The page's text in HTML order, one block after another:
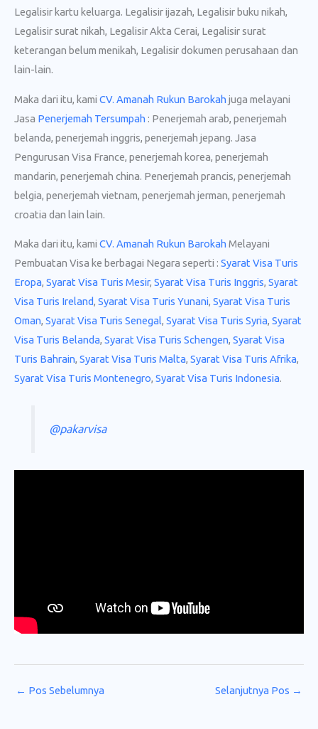
Legalisir kartu keluarga. Legalisir ijazah, Legalisir buku nikah,
Legalisir surat nikah, Legalisir Akta Cerai, Legalisir surat
keterangan belum menikah, Legalisir dokumen perusahaan dan
lain-lain.
Maka dari itu, kami CV. Amanah Rukun Barokah juga melayani
Jasa Penerjemah Tersumpah : Penerjemah arab, penerjemah
belanda, penerjemah inggris, penerjemah jepang. Jasa
Pengurusan Visa France, penerjemah korea, penerjemah
mandarin, penerjemah china. Penerjemah prancis, penerjemah
belgia, penerjemah vietnam, penerjemah jerman, penerjemah
croatia dan lain lain.
Maka dari itu, kami CV. Amanah Rukun Barokah Melayani
Pembuatan Visa ke berbagai Negara seperti : Syarat Visa Turis
Eropa, Syarat Visa Turis Mesir, Syarat Visa Turis Inggris, Syarat
Visa Turis Ireland, Syarat Visa Turis Yunani, Syarat Visa Turis
Oman, Syarat Visa Turis Senegal, Syarat Visa Turis Syria, Syarat
Visa Turis Belanda, Syarat Visa Turis Schengen, Syarat Visa
Turis Bahrain, Syarat Visa Turis Malta, Syarat Visa Turis Afrika,
Syarat Visa Turis Montenegro, Syarat Visa Turis Indonesia.
@pakarvisa
← Pos Sebelumnya Selanjutnya Pos →